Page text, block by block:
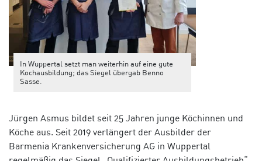
In Wuppertal setzt man weiterhin auf eine gute
Kochausbildung; das Siegel übergab Benno
Sasse.
Jürgen Asmus bildet seit 25 Jahren junge Köchinnen und
Köche aus. Seit 2019 verlängert der Ausbilder der
Barmenia Krankenversicherung AG in Wuppertal